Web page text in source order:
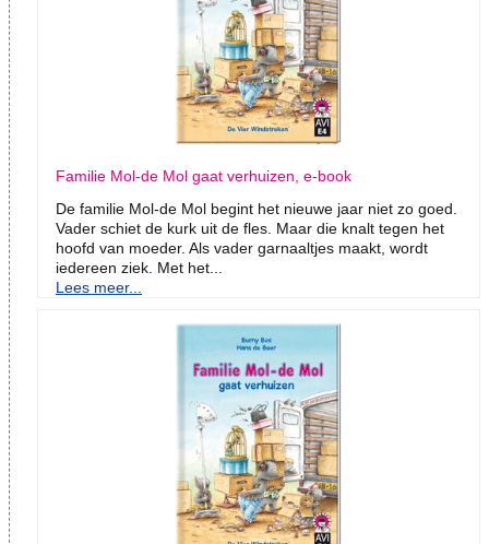
Familie Mol-de Mol gaat verhuizen, e-book
De familie Mol-de Mol begint het nieuwe jaar niet zo goed.
Vader schiet de kurk uit de fles. Maar die knalt tegen het
hoofd van moeder. Als vader garnaaltjes maakt, wordt
iedereen ziek. Met het...
Lees meer...